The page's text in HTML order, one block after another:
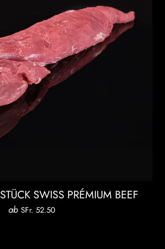
SWISS PRÉMIUM BEEF
ab SFr. 52.50